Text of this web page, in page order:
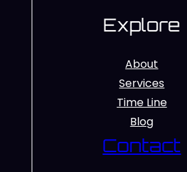
Explore
About
Services
Time Line
Blog
Contact